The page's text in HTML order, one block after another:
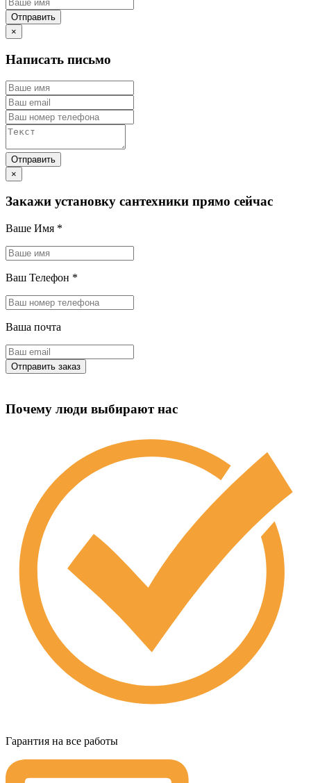
×
Написать письмо
×
Закажи установку сантехники прямо сейчас
Ваше Имя *
Ваш Телефон *
Ваша почта
Почему люди выбирают нас
Гарантия на все работы